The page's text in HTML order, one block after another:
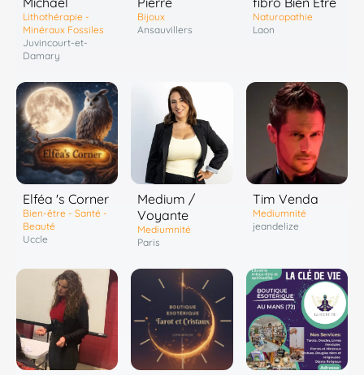
Lithothérapie -
Minéraux Fossiles
Juvincourt-et-
Damary
Bijoux
Ansauvillers
Naturopathie
Laon
Elféa 's Corner
Bien-être - Santé -
Beauté
Uccle
Medium /
Voyante
Mediumnité
Paris
Tim Venda
Mediumnité
jeandelize